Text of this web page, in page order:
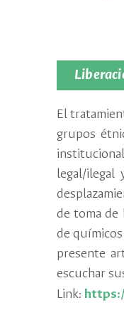
El
grupos
legal/ilegal
de toma de
de
presente
escuchar
Link: